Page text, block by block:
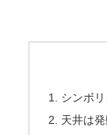
シンボ
天井は